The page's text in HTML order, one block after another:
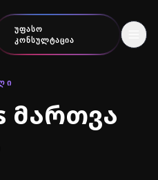
ᲣᲤᲐᲡᲝ
ᲙᲝᲜᲡᲣᲚᲢᲐᲪᲘᲐ
მართვა